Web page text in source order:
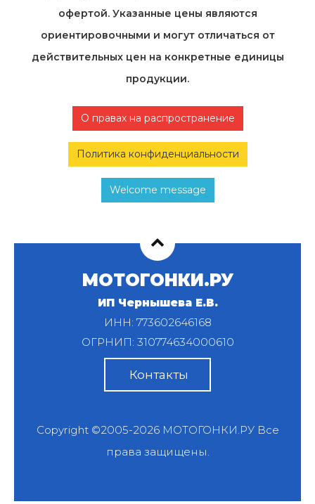
офертой. Указанные цены являются
ориентировочными и могут отличаться от
действительных цен на конкретные единицы
продукции.
О правах на распространение
Политика конфиденциальности
Welcome message
МОТОГОНКИ.РУ
ИП Чернышева Е.В.
ИНН: 773602646168
ОГРНИП: 310774634000610
Контакты
Copyright ©2005-2026 МОТОГОНКИ.РУВсе
права защищены.